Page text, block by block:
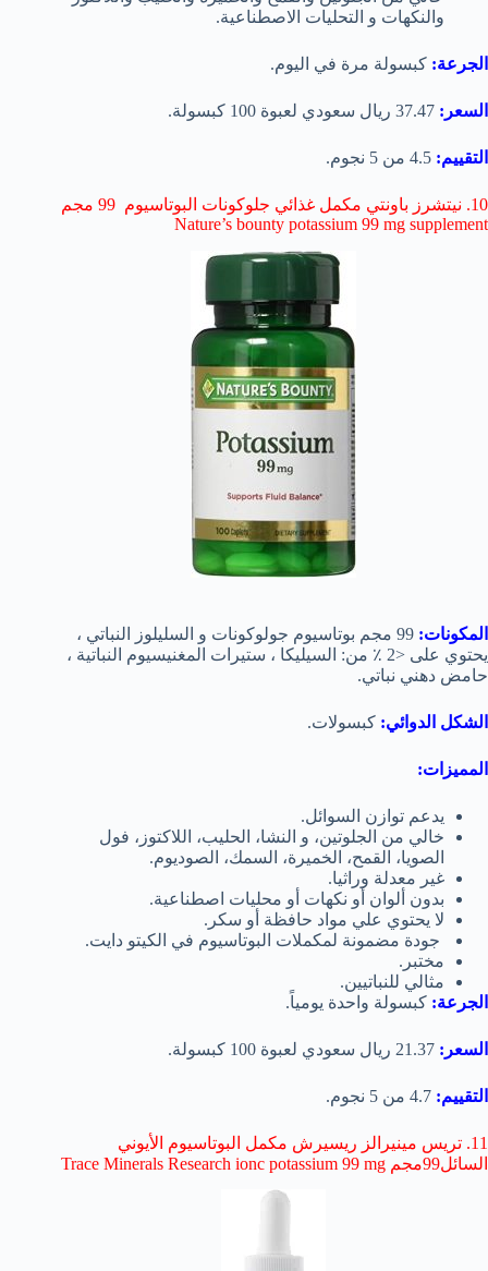
والنكهات و التحليات الاصطناعية.
الجرعة: كبسولة مرة في اليوم.
السعر: 37.47 ريال سعودي لعبوة 100 كبسولة.
التقييم: 4.5 من 5 نجوم.
10. نيتشرز باونتي مكمل غذائي جلوكونات البوتاسيوم 99 مجم
Nature’s bounty potassium 99 mg supplement
المكونات:
99 مجم بوتاسيوم جولوكونات و السليلوز النباتي ،
يحتوي على <2 ٪ من: السيليكا ، ستيرات المغنيسيوم النباتية ،
حامض دهني نباتي.
الشكل الدوائي: كبسولات.
المميزات:
يدعم توازن السوائل.
خالي من الجلوتين، و النشا، الحليب، اللاكتوز، فول
الصويا، القمح، الخميرة، السمك، الصوديوم.
غير معدلة وراثيا.
بدون ألوان أو نكهات أو محليات اصطناعية.
لا يحتوي علي مواد حافظة أو سكر.
جودة مضمونة لمكملات البوتاسيوم في الكيتو دايت.
مختبر.
مثالي للنباتيين.
الجرعة: كبسولة واحدة يومياً.
السعر:
التقييم: 4.7 من 5 نجوم.
11. تريس مينيرالز ريسيرش مكمل البوتاسيوم الأيوني
السائل99مجم Trace Minerals Research ionc potassium 99 mg